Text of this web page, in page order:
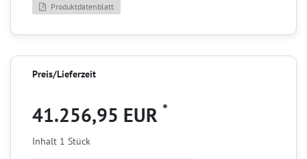
Produktdatenblatt
Preis/Lieferzeit
41.256,95 EUR *
Inhalt 1 Stück